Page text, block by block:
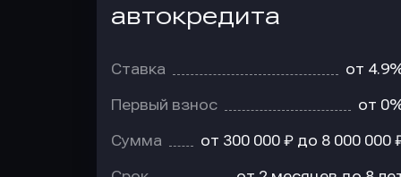
автокредита
Ставка от
Первый взнос от
Сумма от 300 000 ₽ до 8 000 000